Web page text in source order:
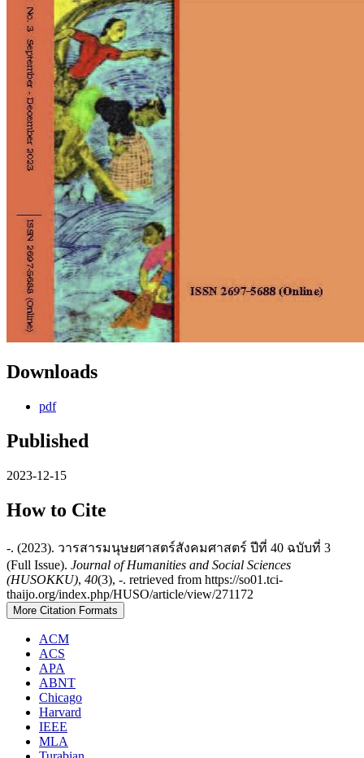
Downloads
pdf
Published
2023-12-15
How to Cite
-. (2023). วารสารมนุษยศาสตร์สังคมศาสตร์ ปีที่ 40 ฉบับที่ 3
(Full Issue). Journal of Humanities and Social Sciences
(HUSOKKU), 40(3), -. retrieved from https://so01.tci-
thaijo.org/index.php/HUSO/article/view/271172
More Citation Formats
ACM
ACS
APA
ABNT
Chicago
Harvard
IEEE
MLA